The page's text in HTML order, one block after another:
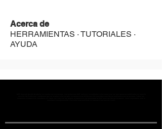
Acerca de
HERRAMIENTAS · TUTORIALES ·
AYUDA